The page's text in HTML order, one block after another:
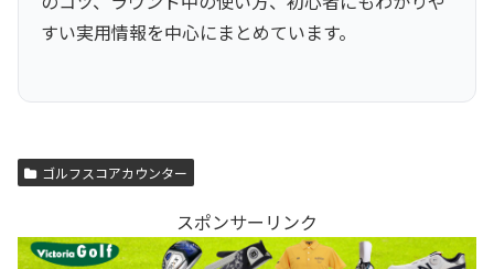
すい実用情報を中心にまとめています。
ゴルフスコアカウンター
スポンサーリンク